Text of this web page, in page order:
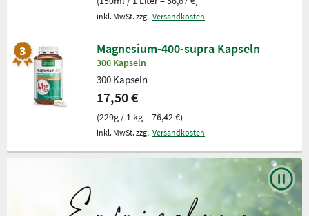
inkl. MwSt. zzgl. Versandkosten
Magnesium-400-supra Kapseln
300 Kapseln
300 Kapseln
17,50 €
(229g / 1 kg = 76,42 €)
inkl. MwSt. zzgl. Versandkosten